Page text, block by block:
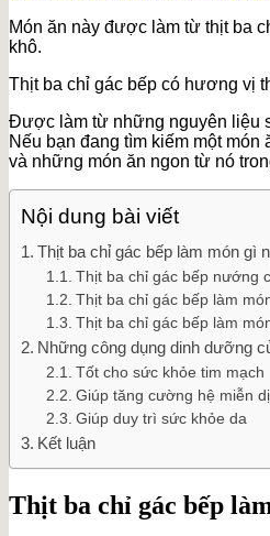
Món ăn này được làm từ thịt ba
khô.
Thịt ba chỉ gác bếp có hương vị
Được làm từ những nguyên liệu
Nếu bạn đang tìm kiếm một
và những món ăn ngon từ nó
Nội dung bài viết
Thịt ba chỉ gác bếp làm món gì
Thịt ba chỉ gác bếp nướng
Thịt ba chỉ gác bếp làm
Thịt ba chỉ gác bếp làm
Những công dụng dinh dưỡng
Tốt cho sức khỏe tim mạch
Giúp tăng cường hệ miễn
Giúp duy trì sức khỏe da
Kết luận
Thịt ba chỉ gác bếp